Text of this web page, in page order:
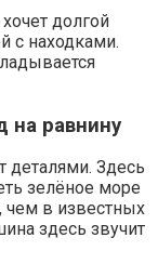
долгой
с находками.
на равнину
деталями. Здесь
зелёное море
чем в известных
здесь звучит